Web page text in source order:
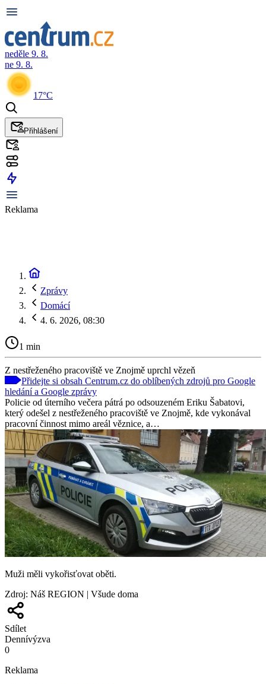
neděle 9. 8.
ne 9. 8.
17°C
Přihlášení
Reklama
Zprávy
Domácí
4. 6. 2026, 08:30
1 min
Z nestřeženého pracoviště ve Znojmě uprchl vězeň
Přidejte si obsah Centrum.cz do oblíbených zdrojů pro Google
hledání a Google zprávy
Policie od úterního večera pátrá po odsouzeném Eriku Šabatovi,
který odešel z nestřeženého pracoviště ve Znojmě, kde vykonával
pracovní činnost mimo areál věznice, a…
Muži měli vykořisťovat oběti.
Zdroj: Náš REGION | Všude doma
Sdílet
Dennívýzva
0
Reklama